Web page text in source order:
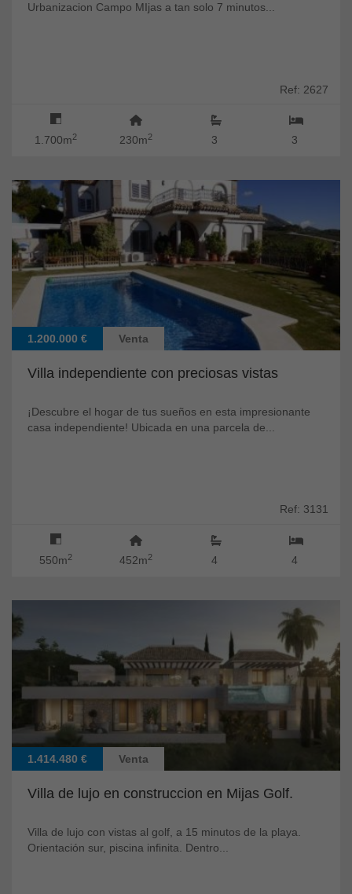
Urbanizacion Campo MIjas a tan solo 7 minutos...
Ref: 2627
1.700m2 230m2 3
3
1.200.000 € Venta
Villa independiente con preciosas vistas
¡Descubre el hogar de tus sueños en esta impresionante
casa independiente! Ubicada en una parcela de...
Ref: 3131
550m2 452m2 4
4
1.414.480 € Venta
Villa de lujo en construccion en Mijas Golf.
Villa de lujo con vistas al golf, a 15 minutos de la playa.
Orientación sur, piscina infinita. Dentro...